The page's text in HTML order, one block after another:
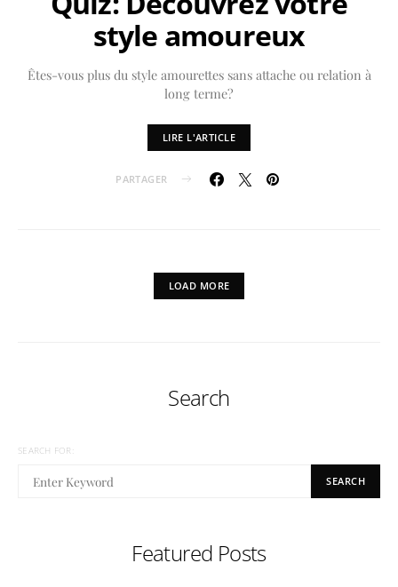
style amoureux
Êtes-vous plus du style amourettes sans attache ou relation à
long terme?
LIRE L'ARTICLE
PARTAGER
LOAD MORE
Search
SEARCH FOR:
SEARCH
Featured Posts